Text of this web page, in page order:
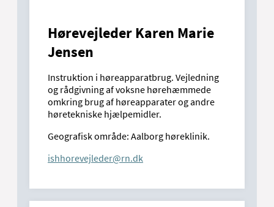
Hørevejleder Karen Marie
Jensen
Instruktion i høreapparatbrug. Vejledning
og rådgivning af voksne hørehæmmede
omkring brug af høreapparater og andre
høretekniske hjælpemidler.
Geografisk område: Aalborg høreklinik.
ishhorevejleder@rn.dk